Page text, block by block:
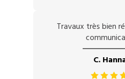
Travaux très bien
C.